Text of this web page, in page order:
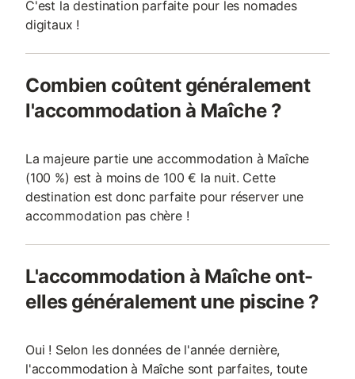
C'est la destination parfaite pour les nomades
digitaux !
Combien coûtent généralement
l'accommodation à Maîche ?
La majeure partie une accommodation à Maîche
(100 %) est à moins de 100 € la nuit. Cette
destination est donc parfaite pour réserver une
accommodation pas chère !
L'accommodation à Maîche ont-
elles généralement une piscine ?
Oui ! Selon les données de l'année dernière,
l'accommodation à Maîche sont parfaites, toute